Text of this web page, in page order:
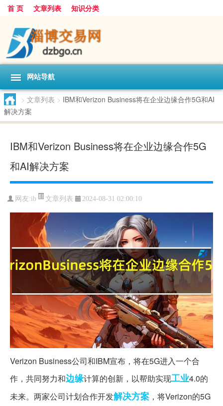
首 页 文章列表 知识分类
网站导航
> 文章列表 > IBM和Verizon Business将在企业边缘合作5G和AI
解决方案
IBM和Verizon Business将在企业边缘合作5G
和AI解决方案
网友:ib 文章列表 2024-08-31 02:00:10
Verizon Business公司和IBM宣布，将在5G进入一个合
作，共同努力和边缘计算的创新，以帮助实现工业4.0的
未来。两家公司计划合作开发解决方案 ，将Verizon的5G